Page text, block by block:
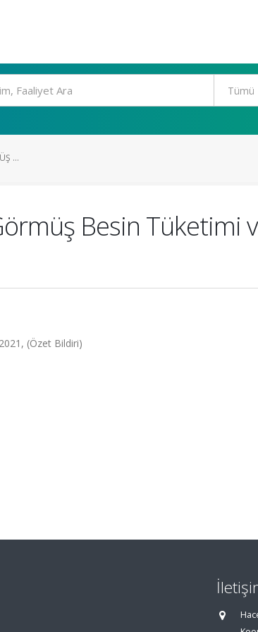
...
Besin Tüketimi
(Özet Bildiri)